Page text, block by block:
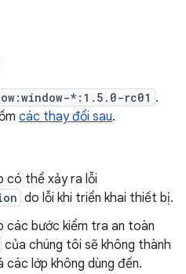
*:1.5.0-rc01 .
các thay đổi sau.
có thể xảy ra lỗi
do lỗi khi triển khai thiết bị.
các bước kiểm tra an toàn
của chúng tôi sẽ không thành
lớp không dùng đến.